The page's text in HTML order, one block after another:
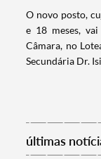
Categorias
Filtros
O novo posto,
e 18 meses,
Câmara, no
Secundária Dr.
últimas